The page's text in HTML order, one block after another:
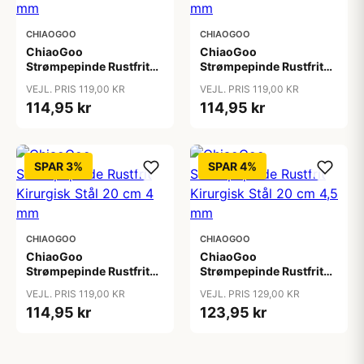
CHIAOGOO
ChiaoGoo
Strømpepinde Rustfrit
mm
VEJL. PRIS 119,00 KR
114,95 kr
CHIAOGOO
ChiaoGoo
Strømpepinde Rustfrit
mm
VEJL. PRIS 119,00 KR
114,95 kr
SPAR 3%
CHIAOGOO
ChiaoGoo
Strømpepinde Rustfrit
mm
VEJL. PRIS 119,00 KR
114,95 kr
SPAR 4%
CHIAOGOO
ChiaoGoo
Strømpepinde Rustfrit
mm
VEJL. PRIS 129,00 KR
123,95 kr